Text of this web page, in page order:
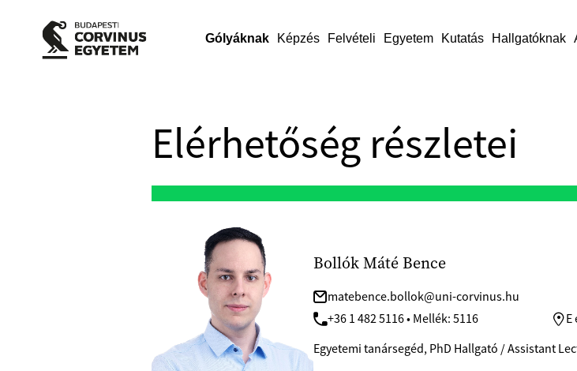
Gólyáknak Képzés Felvételi Egyetem Kutatás Hallgatóknak
Elérhetőség részletei
Bollók Máté Bence
matebence.bollok@uni-corvinus.hu
+36 1 482 5116 • Mellék: 5116
E
Egyetemi tanársegéd, PhD Hallgató / Assistant